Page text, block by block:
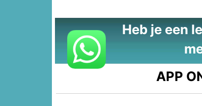
Heb je een
APP